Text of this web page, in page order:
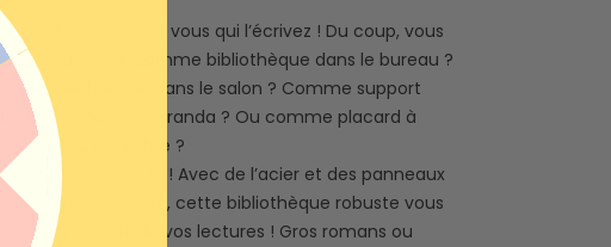
histoire... ? C’est vous qui l’écrivez ! Du coup, vous
vous en servir comme bibliothèque dans le bureau ?
meuble télé dans le salon ? Comme support
plantes dans la véranda ? Ou comme placard à
dans la chambre ?
L’aventure continue ! Avec de l’acier et des panneaux
de qualité, cette bibliothèque robuste vous
au fil de vos lectures ! Gros romans ou